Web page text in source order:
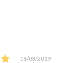
18/03/2019